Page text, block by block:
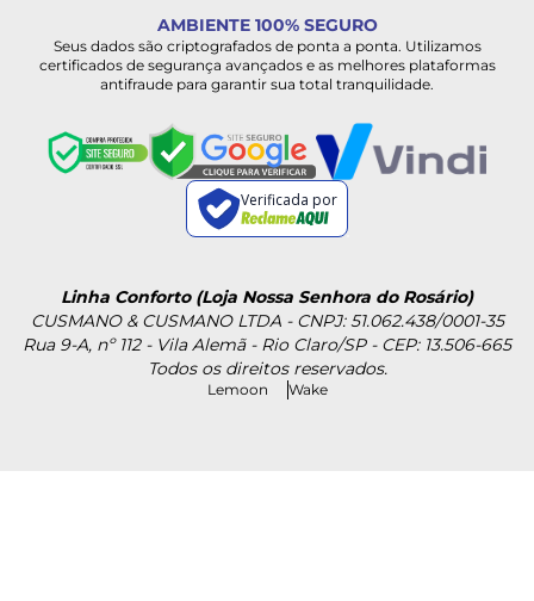
AMBIENTE 100% SEGURO
Seus dados são criptografados de ponta a ponta. Utilizamos
certificados de segurança avançados e as melhores plataformas
antifraude para garantir sua total tranquilidade.
Verificada por
Linha Conforto (Loja Nossa Senhora do Rosário)
CUSMANO & CUSMANO LTDA - CNPJ: 51.062.438/0001-35
Rua 9-A, nº 112 - Vila Alemã - Rio Claro/SP - CEP: 13.506-665
Todos os direitos reservados.
Lemoon Wake